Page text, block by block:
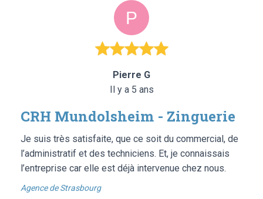
Pierre G
Il y a 5 ans
CRH Mundolsheim - Zinguerie
Je suis très satisfaite, que ce soit du commercial, de
l’administratif et des techniciens. Et, je connaissais
l’entreprise car elle est déjà intervenue chez nous.
Agence de Strasbourg